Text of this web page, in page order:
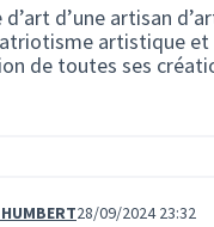
d’une artisan
artistique et
de toutes ses
28/09/2024 23:32